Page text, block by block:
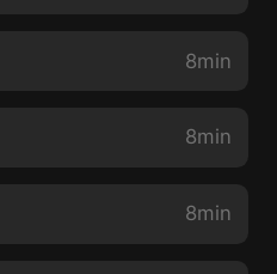
8min
8min
8min